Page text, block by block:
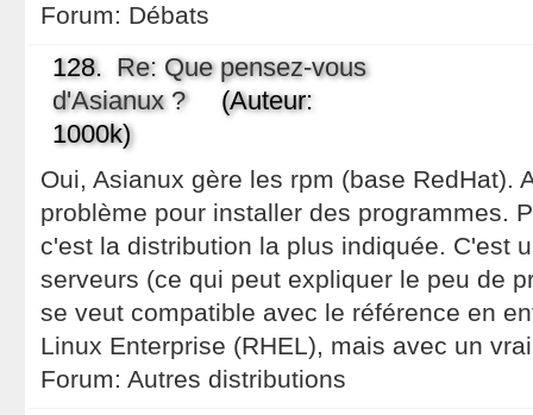
Forum: Débats
128. Re: Que pensez-vous
d'Asianux ?(Auteur:
1000k)
Oui, Asianux gère les rpm (base RedHat).
problème pour installer des programmes.
c'est la distribution la plus indiquée. C'est
serveurs (ce qui peut expliquer le peu de
se veut compatible avec le référence en
Linux Enterprise (RHEL), mais avec un
Forum: Autres distributions